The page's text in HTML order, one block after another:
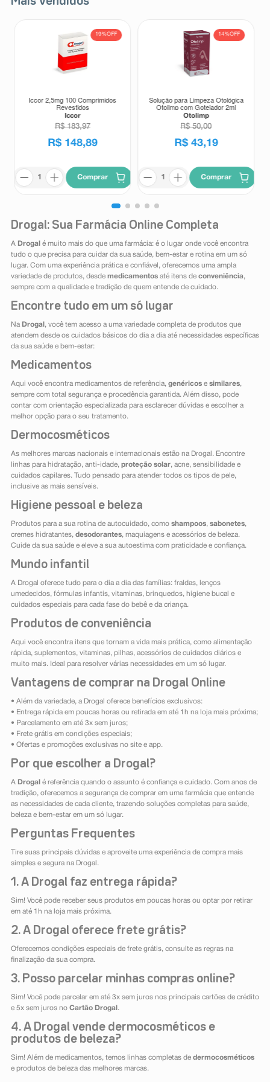
19%OFF
Iccor 2,5mg 100 Comprimidos
Revestidos
Iccor
R$ 183,97
R$ 148,89
Comprar
14%OFF
Solução para Limpeza Otológica
Otolimp com Gotejador 2ml
Otolimp
R$ 50,00
R$ 43,19
Comprar
Drogal: Sua Farmácia Online Completa
A Drogal é muito mais do que uma farmácia: é o lugar onde você encontra
tudo o que precisa para cuidar da sua saúde, bem-estar e rotina em um só
lugar. Com uma experiência prática e confiável, oferecemos uma ampla
variedade de produtos, desde medicamentosaté itens de conveniência,
sempre com a qualidade e tradição de quem entende de cuidado.
Encontre tudo em um só lugar
Na Drogal , você tem acesso a uma variedade completa de produtos que
atendem desde os cuidados básicos do dia a dia até necessidades específicas
da sua saúde e bem-estar:
Medicamentos
Aqui você encontra medicamentos de referência, genéricose similares,
sempre com total segurança e procedência garantida. Além disso, pode
contar com orientação especializada para esclarecer dúvidas e escolher a
melhor opção para o seu tratamento.
Dermocosméticos
As melhores marcas nacionais e internacionais estão na Drogal. Encontre
linhas para hidratação, anti-idade, proteção solar, acne, sensibilidade e
cuidados capilares. Tudo pensado para atender todos os tipos de pele,
inclusive as mais sensíveis.
Higiene pessoal e beleza
Produtos para a sua rotina de autocuidado, como shampoos, sabonetes,
cremes hidratantes, desodorantes, maquiagens e acessórios de beleza.
Cuide da sua saúde e eleve a sua autoestima com praticidade e confiança.
Mundo infantil
A Drogal oferece tudo para o dia a dia das famílias: fraldas, lenços
umedecidos, fórmulas infantis, vitaminas, brinquedos, higiene bucal e
cuidados especiais para cada fase do bebê e da criança.
Produtos de conveniência
Aqui você encontra itens que tornam a vida mais prática, como alimentação
rápida, suplementos, vitaminas, pilhas, acessórios de cuidados diários e
muito mais. Ideal para resolver várias necessidades em um só lugar.
Vantagens de comprar na Drogal Online
• Além da variedade, a Drogal oferece benefícios exclusivos:
• Entrega rápida em poucas horas ou retirada em até 1h na loja mais próxima;
• Parcelamento em até 3x sem juros;
• Frete grátis em condições especiais;
• Ofertas e promoções exclusivas no site e app.
Por que escolher a Drogal?
A Drogal é referência quando o assunto é confiança e cuidado. Com anos de
tradição, oferecemos a segurança de comprar em uma farmácia que entende
as necessidades de cada cliente, trazendo soluções completas para saúde,
beleza e bem-estar em um só lugar.
Perguntas Frequentes
Tire suas principais dúvidas e aproveite uma experiência de compra mais
simples e segura na Drogal.
1. A Drogal faz entrega rápida?
Sim! Você pode receber seus produtos em poucas horas ou optar por retirar
em até 1h na loja mais próxima.
2. A Drogal oferece frete grátis?
Oferecemos condições especiais de frete grátis, consulte as regras na
finalização da sua compra.
3. Posso parcelar minhas compras online?
Sim! Você pode parcelar em até 3x sem juros nos principais cartões de crédito
e 5x sem juros no Cartão Drogal .
4. A Drogal vende dermocosméticos e
produtos de beleza?
Sim! Além de medicamentos, temos linhas completas de dermocosméticos
e produtos de beleza das melhores marcas.